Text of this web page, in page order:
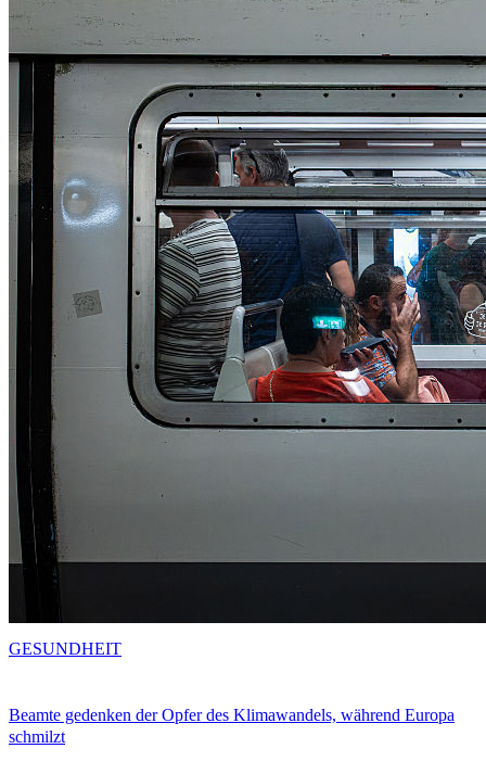
Beamte gedenken der Opfer des Klimawandels, während Europa
schmilzt
GESUNDHEIT